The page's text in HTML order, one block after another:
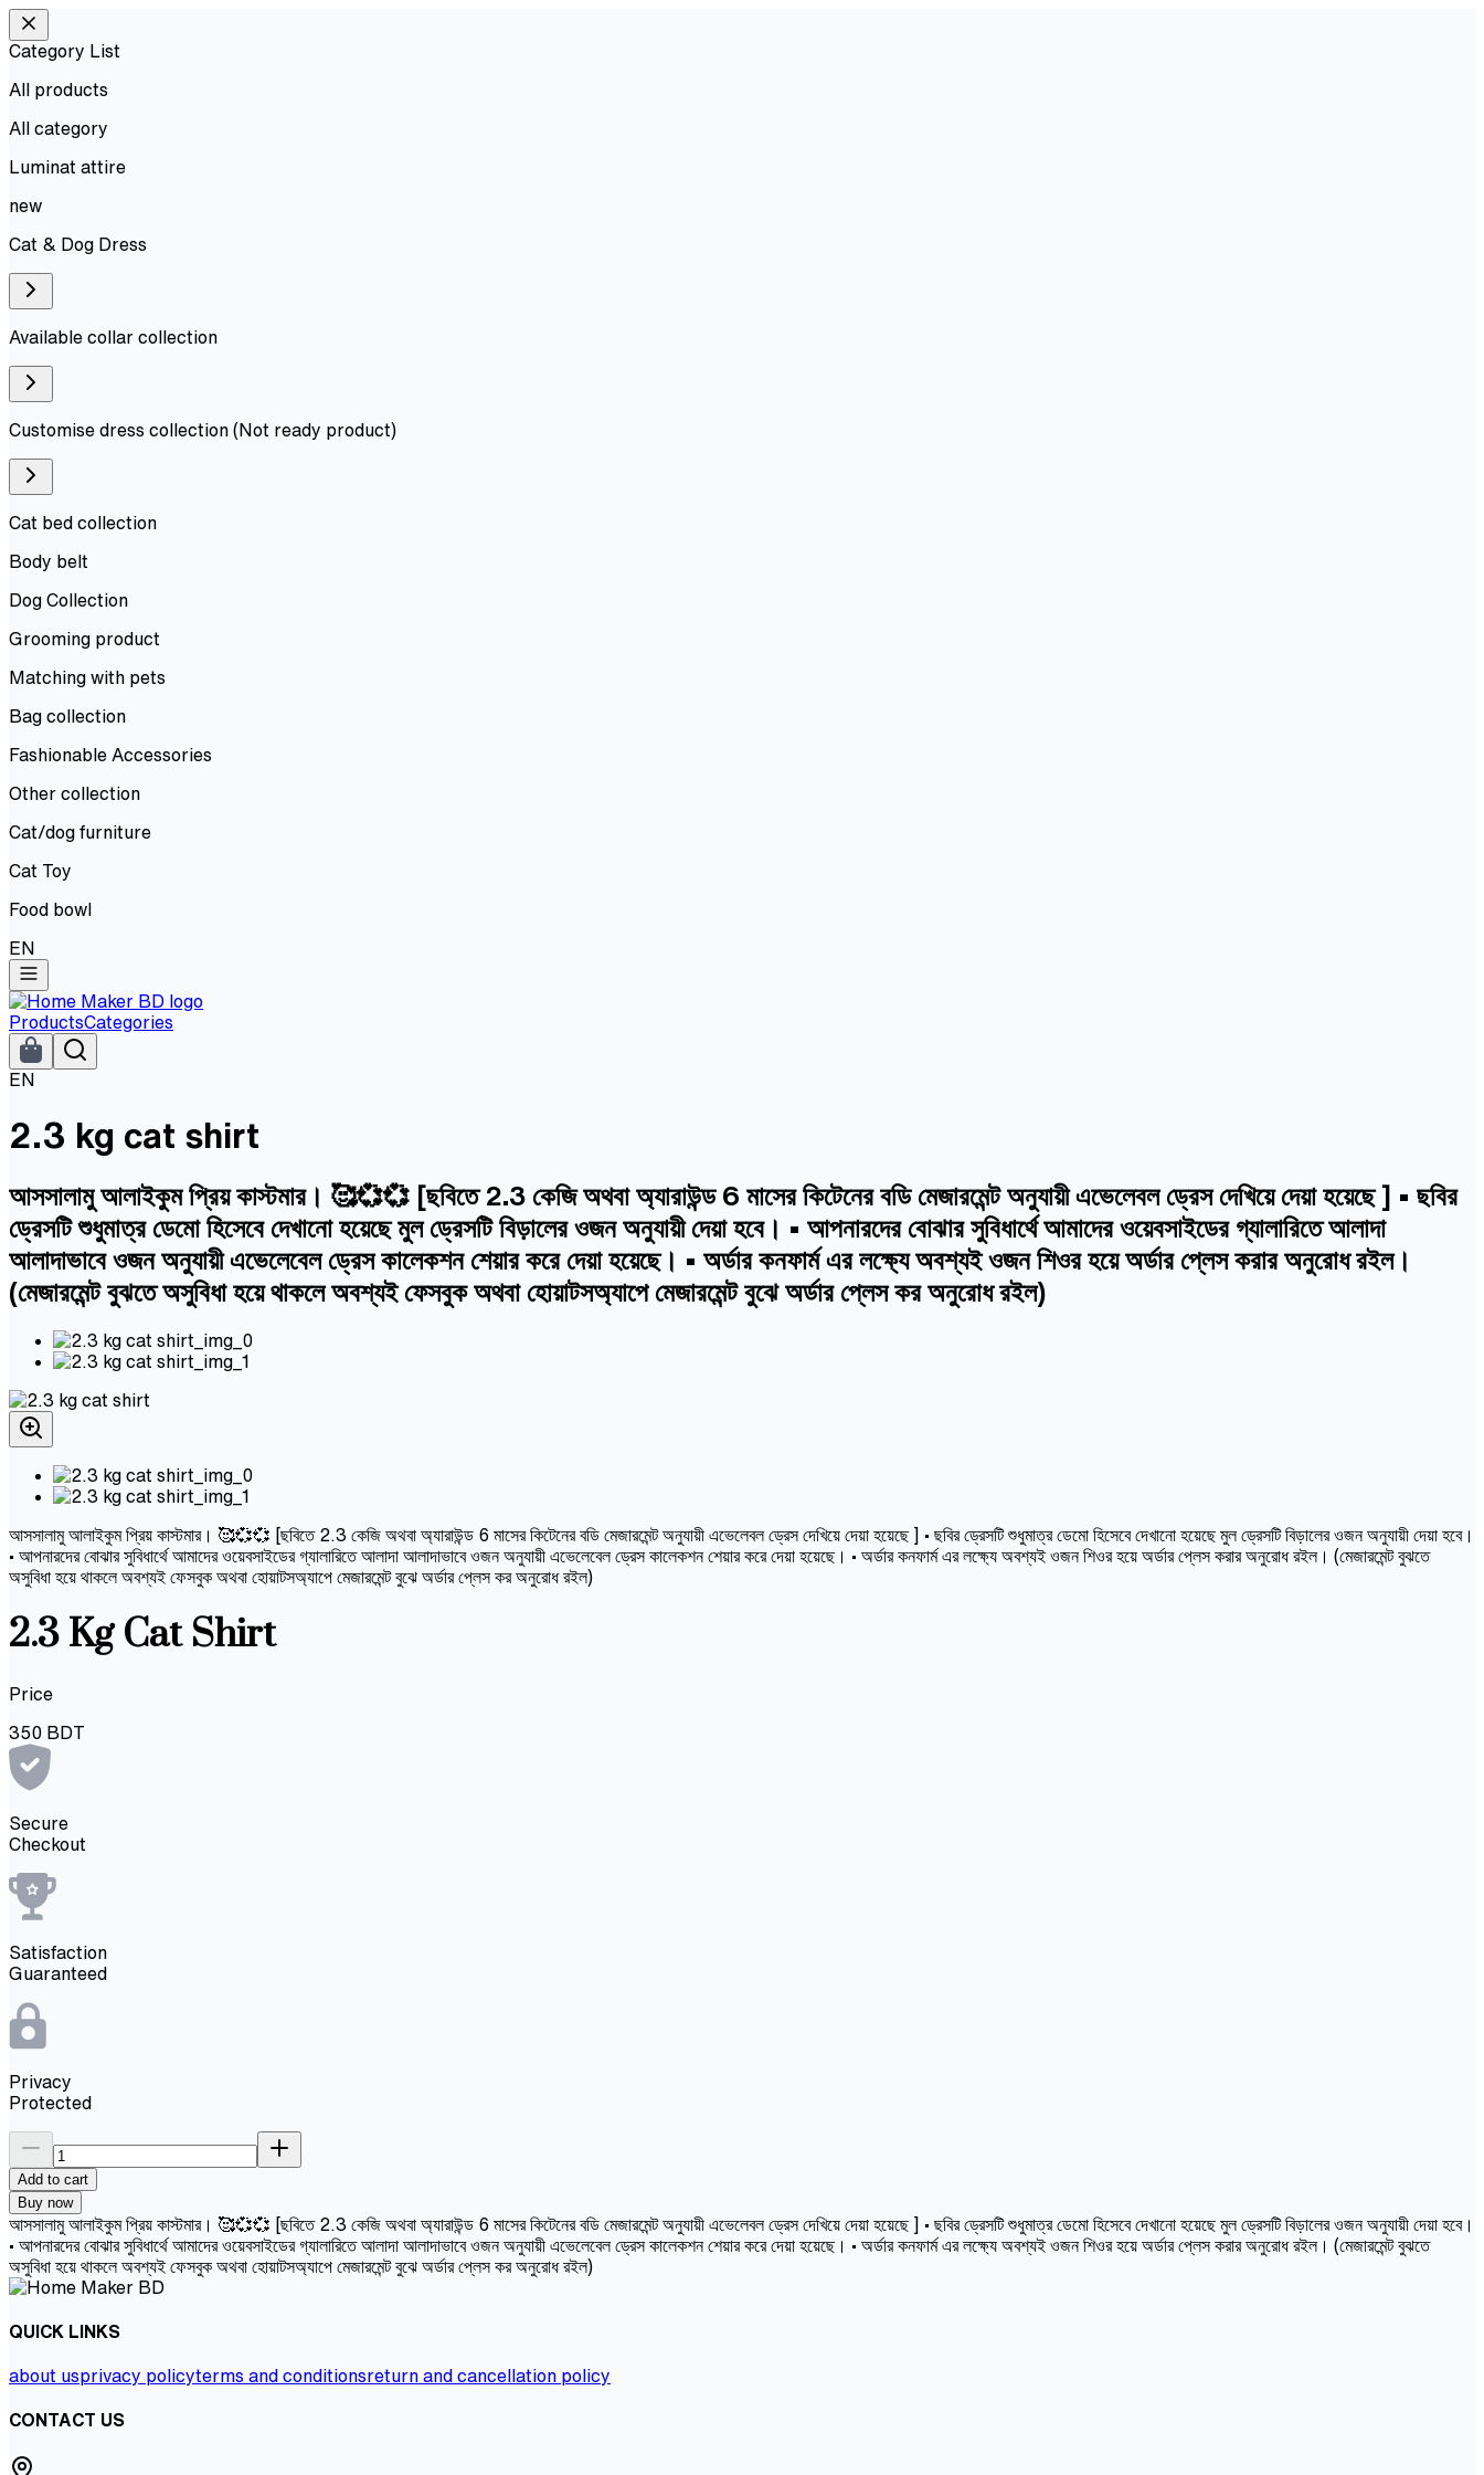
Category List
All products
All category
Luminat attire
new
Cat & Dog Dress
Available collar collection
Customise dress collection (Not ready product)
Cat bed collection
Body belt
Dog Collection
Grooming product
Matching with pets
Bag collection
Fashionable Accessories
Other collection
Cat/dog furniture
Cat Toy
Food bowl
EN
ProductsCategories
EN
2.3 kg cat shirt
আসসালামু আলাইকুম প্রিয় কাস্টমার। 🥰💞💞 [ছবিতে 2.3 কেজি অথবা অ্যারাউন্ড 6 মাসের কিটেনের বডি মেজারমেন্ট অনুযায়ী এভেলেবল ড্রেস দেখিয়ে দেয়া হয়েছে ] • ছবির
ড্রেসটি শুধুমাত্র ডেমো হিসেবে দেখানো হয়েছে মুল ড্রেসটি বিড়ালের ওজন অনুযায়ী দেয়া হবে। • আপনারদের বোঝার সুবিধার্থে আমাদের ওয়েবসাইডের গ্যালারিতে আলাদা
আলাদাভাবে ওজন অনুযায়ী এভেলেবেল ড্রেস কালেকশন শেয়ার করে দেয়া হয়েছে। • অর্ডার কনফার্ম এর লক্ষ্যে অবশ্যই ওজন শিওর হয়ে অর্ডার প্লেস করার অনুরোধ রইল।
(মেজারমেন্ট বুঝতে অসুবিধা হয়ে থাকলে অবশ্যই ফেসবুক অথবা হোয়াটসঅ্যাপে মেজারমেন্ট বুঝে অর্ডার প্লেস কর অনুরোধ রইল)
আসসালামু আলাইকুম প্রিয় কাস্টমার। 🥰💞💞 [ছবিতে 2.3 কেজি অথবা অ্যারাউন্ড 6 মাসের কিটেনের বডি মেজারমেন্ট অনুযায়ী এভেলেবল ড্রেস দেখিয়ে দেয়া হয়েছে ] • ছবির ড্রেসটি শুধুমাত্র ডেমো হিসেবে দেখানো হয়েছে মুল ড্রেসটি বিড়ালের ওজন অনুযায়ী দেয়া হবে।
• আপনারদের বোঝার সুবিধার্থে আমাদের ওয়েবসাইডের গ্যালারিতে আলাদা আলাদাভাবে ওজন অনুযায়ী এভেলেবেল ড্রেস কালেকশন শেয়ার করে দেয়া হয়েছে। • অর্ডার কনফার্ম এর লক্ষ্যে অবশ্যই ওজন শিওর হয়ে অর্ডার প্লেস করার অনুরোধ রইল। (মেজারমেন্ট বুঝতে
অসুবিধা হয়ে থাকলে অবশ্যই ফেসবুক অথবা হোয়াটসঅ্যাপে মেজারমেন্ট বুঝে অর্ডার প্লেস কর অনুরোধ রইল)
2.3 Kg Cat Shirt
Price
350 BDT
Secure
Checkout
Satisfaction
Guaranteed
Privacy
Protected
Add to cart
Buy now
আসসালামু আলাইকুম প্রিয় কাস্টমার। 🥰💞💞 [ছবিতে 2.3 কেজি অথবা অ্যারাউন্ড 6 মাসের কিটেনের বডি মেজারমেন্ট অনুযায়ী এভেলেবল ড্রেস দেখিয়ে দেয়া হয়েছে ] • ছবির ড্রেসটি শুধুমাত্র ডেমো হিসেবে দেখানো হয়েছে মুল ড্রেসটি বিড়ালের ওজন অনুযায়ী দেয়া হবে।
• আপনারদের বোঝার সুবিধার্থে আমাদের ওয়েবসাইডের গ্যালারিতে আলাদা আলাদাভাবে ওজন অনুযায়ী এভেলেবেল ড্রেস কালেকশন শেয়ার করে দেয়া হয়েছে। • অর্ডার কনফার্ম এর লক্ষ্যে অবশ্যই ওজন শিওর হয়ে অর্ডার প্লেস করার অনুরোধ রইল। (মেজারমেন্ট বুঝতে
অসুবিধা হয়ে থাকলে অবশ্যই ফেসবুক অথবা হোয়াটসঅ্যাপে মেজারমেন্ট বুঝে অর্ডার প্লেস কর অনুরোধ রইল)
QUICK LINKS
about usprivacy policyterms and conditionsreturn and cancellation policy
CONTACT US